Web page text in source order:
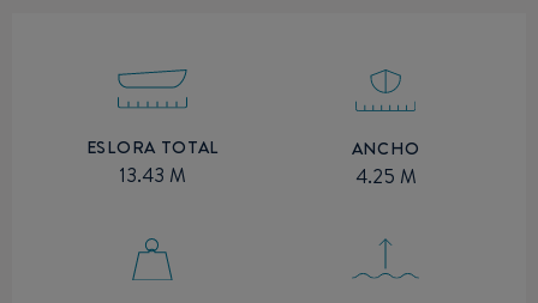
ESLORA TOTAL
13.43 M
ANCHO
4.25 M